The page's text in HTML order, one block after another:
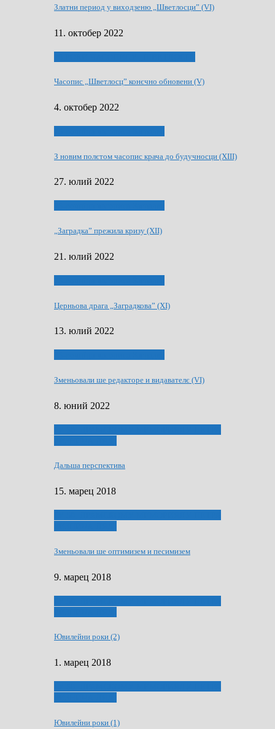
Златни период у виходзеню „Шветлосци” (VI)
11. октобер 2022
Часопис „Шветлосц” конєчно обновени (V)
4. октобер 2022
З новим полєтом часопис крача до будучносци (XIII)
27. юлий 2022
„Заградка” прежила кризу (XII)
21. юлий 2022
Церньова драга „Заградкова” (XI)
13. юлий 2022
Зменьовали ше редакторе и видавателє (VI)
8. юний 2022
Дальша перспектива
15. марец 2018
Зменьовали ше оптимизем и песимизем
9. марец 2018
Ювилейни роки (2)
1. марец 2018
Ювилейни роки (1)